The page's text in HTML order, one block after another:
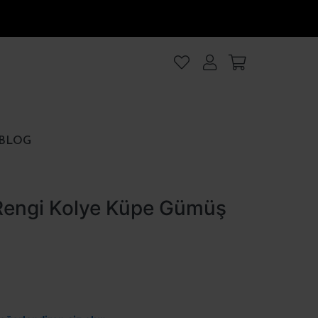
BLOG
Kolye Küpe Gümüş
Hepsini kabul et